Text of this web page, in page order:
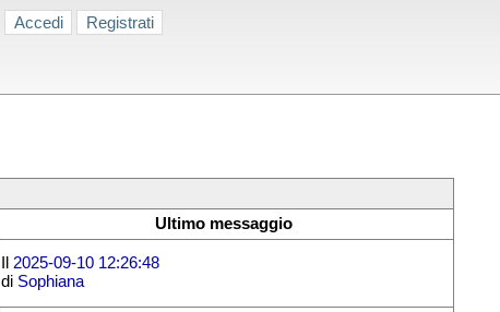
Accedi Registrati
Ultimo messaggio
2025-09-10 12:26:48
di Sophiana